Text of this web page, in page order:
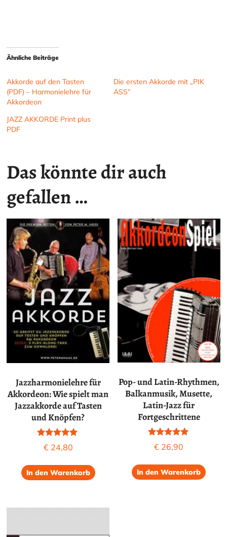
Ähnliche Beiträge
Akkorde auf den Tasten
(PDF) – Harmonielehre für
Akkordeon
Die ersten Akkorde mit „PIK
ASS“
JAZZ AKKORDE Print plus
PDF
Das könnte dir auch
gefallen …
Jazzharmonielehre für
Akkordeon: Wie spielt man
Jazzakkorde auf Tasten
und Knöpfen?
Bewertet mit
5.00
€24,80
In den Warenkorb
Pop- und Latin-Rhythmen,
Balkanmusik, Musette,
Latin-Jazz für
Fortgeschrittene
Bewertet mit
5.00
€ 26,90
In den Warenkorb